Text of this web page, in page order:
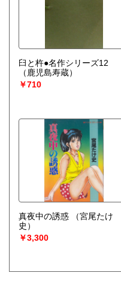
臼と杵●名作シリーズ12
（鹿児島寿蔵）
￥710
真夜中の誘惑
（宮尾たけ
史）
￥3,300